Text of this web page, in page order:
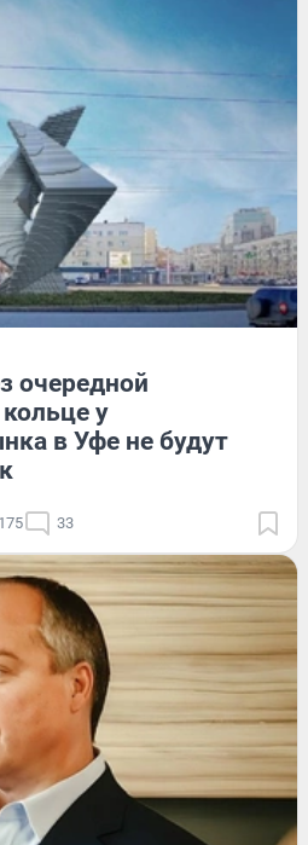
очередной
у
в Уфе не будут
33